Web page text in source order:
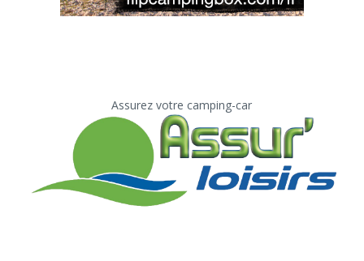
Assurez votre camping-car